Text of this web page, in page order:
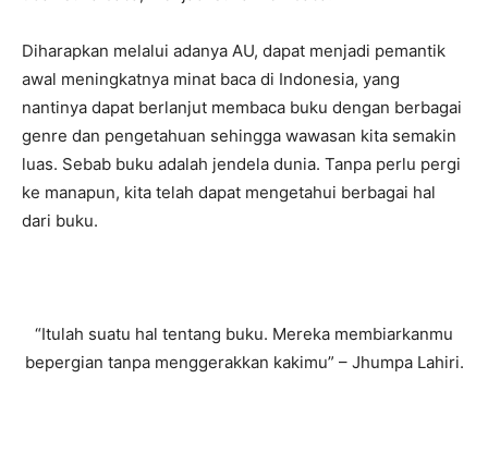
Diharapkan melalui adanya AU, dapat menjadi pemantik
awal meningkatnya minat baca di Indonesia, yang
nantinya dapat berlanjut membaca buku dengan berbagai
genre dan pengetahuan sehingga wawasan kita semakin
luas. Sebab buku adalah jendela dunia. Tanpa perlu pergi
ke manapun, kita telah dapat mengetahui berbagai hal
dari buku.
“Itulah suatu hal tentang buku. Mereka membiarkanmu
bepergian tanpa menggerakkan kakimu” – Jhumpa Lahiri.